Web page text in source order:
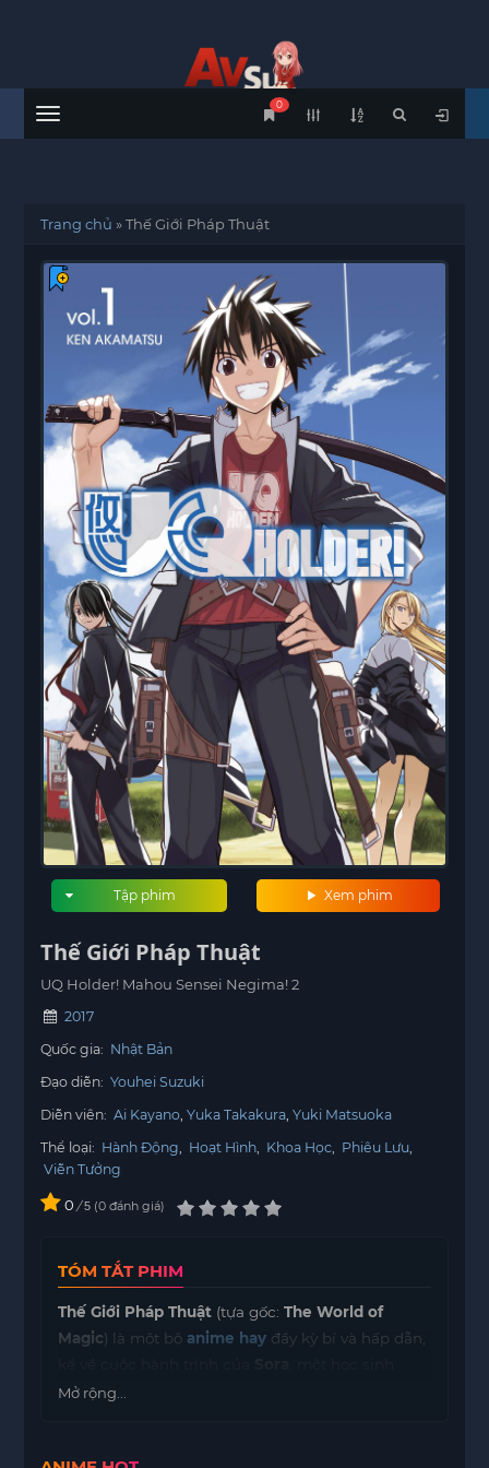
Menu
0
Trang chủ »Thế Giới Pháp Thuật
Xem phim
Tập phim
Thế Giới Pháp Thuật
UQ Holder! Mahou Sensei Negima! 2
2017
Quốc gia: Nhật Bản
Đạo diễn: Youhei Suzuki
Diễn viên: Ai Kayano Yuka Takakura Yuki Matsuoka
Thể loại: Hành Động Hoạt Hình Khoa Học Phiêu Lưu
Viễn Tưởng
0 / 5 0 đánh giá
TÓM TẮT PHIM
Thế Giới Pháp Thuật (tựa gốc:The World of
Magic) là một bộanime hay đầy kỳ bí và hấp dẫn,
bình thường, khi anh vô tình khám phá ra một thế
Mở rộng...